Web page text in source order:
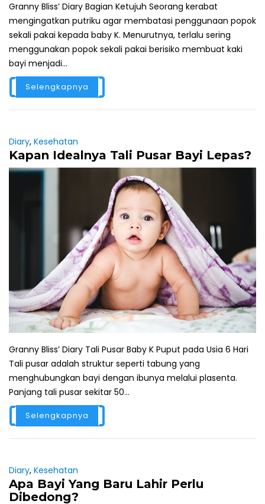
Granny Bliss’ Diary Bagian Ketujuh Seorang kerabat
mengingatkan putriku agar membatasi penggunaan popok
sekali pakai kepada baby K. Menurutnya, terlalu sering
menggunakan popok sekali pakai berisiko membuat kaki
bayi menjadi...
Selengkapnya
Diary, Kesehatan
Kapan Idealnya Tali Pusar Bayi Lepas?
Granny Bliss’ Diary Tali Pusar Baby K Puput pada Usia 6 Hari
Tali pusar adalah struktur seperti tabung yang
menghubungkan bayi dengan ibunya melalui plasenta.
Panjang tali pusar sekitar 50...
Selengkapnya
Diary, Kesehatan
Apa Bayi Yang Baru Lahir Perlu
Dibedong?